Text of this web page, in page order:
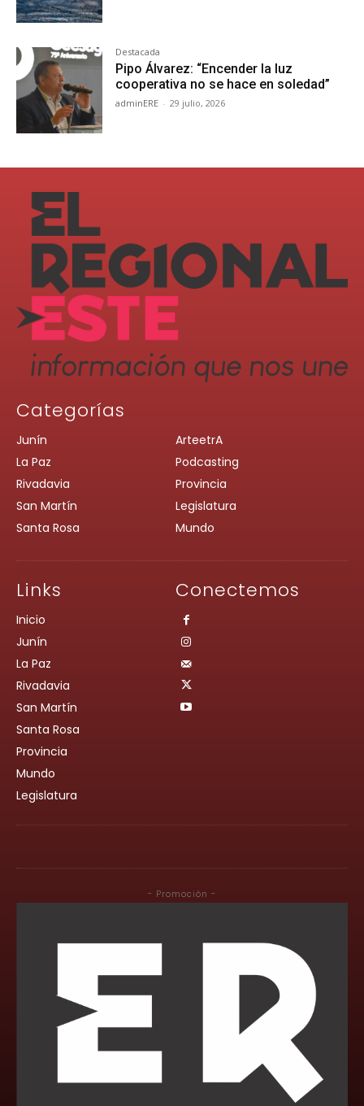
Destacada
Pipo Álvarez: “Encender la luz
cooperativa no se hace en soledad”
adminERE - 29 julio, 2026
Categorías
Junín
La Paz
Rivadavia
San Martín
Santa Rosa
ArteetrA
Podcasting
Provincia
Legislatura
Mundo
Links
Inicio
Junín
La Paz
Rivadavia
San Martín
Santa Rosa
Provincia
Mundo
Legislatura
Conectemos
- Promoción -